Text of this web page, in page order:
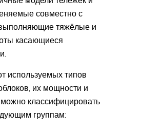
совместно с
тяжёлые и
касающиеся
используемых типов
их мощности и
классифицировать
группам: